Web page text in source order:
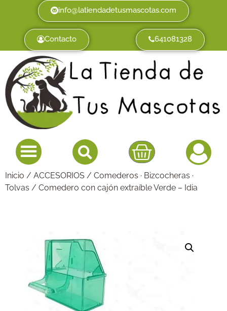
info@latiendadetusmascotas.com
Contacto 641081328
Inicio / ACCESORIOS / Comederos · Bizcocheras ·
Tolvas / Comedero con cajón extraíble Verde – Idia